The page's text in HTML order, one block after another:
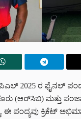
2025 ರ ಫೈನಲ್
(ಆರ್‌ಸಿಬಿ) ಮತ್ತು
ಈ ಪಂದ್ಯವು ಕ್ರಿಕೆಟ್